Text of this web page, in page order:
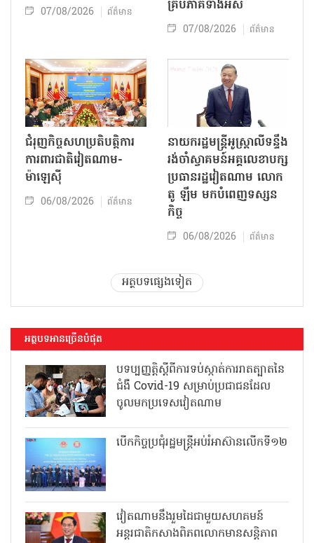
07/08/2026 ព័ត៌មាន
គ្រប់ភាគីទាំងអស់
07/08/2026 ព័ត៌មាន
ជំរុញកិច្ចសហប្រតិបត្តិការ
ការពារជាតិវៀតណាម-
ម៉ាឡេស៊ី
06/08/2026 ព័ត៌មាន
នាយករដ្ឋមន្ត្រីអូស្ត្រាលីទន្ទឹង
រង់ចាំស្វាគមន៍អគ្គលេខាបក្ស
ប្រធានរដ្ឋវៀតណាម លោក
តូ ឡឹម មកបំពេញទស្សន
កិច្ច
06/08/2026 ព័ត៌មាន
អត្ថបទផ្សេងទៀត
អត្ថបទអានច្រើនបំផុត
បទប្បញ្ញត្តិស្តីពីការទប់ស្កាត់ការរាតត្បាតនៃ
ជំងឺ Covid-19 សម្រាប់ប្រជាជនដែល
ចូលមកប្រទេសវៀតណាម
បើកកិច្ចប្រជុំរដ្ឋមន្ត្រីអប់រំអាស៊ានលើកទី១២
វៀតណាមនឹងរួមដៃជាមួយសហគមន៍
អន្តរជាតិកសាងពិភពលោកមានសន្តិភាព